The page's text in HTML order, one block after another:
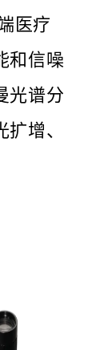
医疗
和信噪
光谱分
增、